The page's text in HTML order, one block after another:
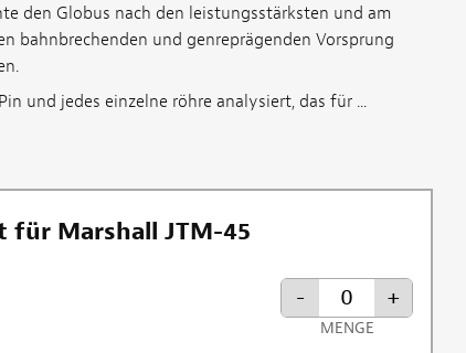
den Globus nach den leistungsstärksten und am
bahnbrechenden und genreprägenden Vorsprung
und jedes einzelne röhre analysiert, das für ...
für Marshall JTM-45
- +
MENGE